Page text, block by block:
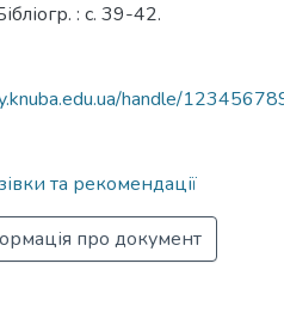
: с. 39-42.
handle/
та рекомендації
про документ